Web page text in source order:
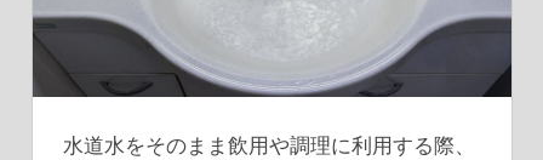
水道水をそのまま飲用や調理に利用する際、